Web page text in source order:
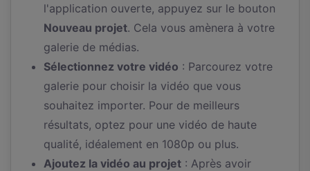
l'application ouverte, appuyez sur le bouton
Nouveau projet. Cela vous amènera à votre
galerie de médias.
Sélectionnez votre vidéo : Parcourez votre
galerie pour choisir la vidéo que vous
souhaitez importer. Pour de meilleurs
résultats, optez pour une vidéo de haute
qualité, idéalement en 1080p ou plus.
Ajoutez la vidéo au projet : Après avoir